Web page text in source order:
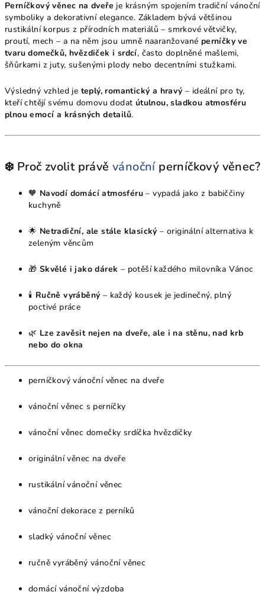
Perníčkový věnec na dveře je krásným spojením tradiční vánoční
symboliky a dekorativní elegance. Základem bývá většinou
rustikální korpus z přírodních materiálů – smrkové větvičky,
proutí, mech – a na něm jsou umně naaranžované perníčky ve
tvaru domečků, hvězdiček i srdcí, často doplněné mašlemi,
šňůrkami z juty, sušenými plody nebo decentními stužkami.
Výsledný vzhled je teplý, romantický a hravý – ideální pro ty,
kteří chtějí svému domovu dodat útulnou, sladkou atmosféru
plnou emocí a krásných detailů.
❄️ Proč zvolit právě vánočníperníčkový věnec?
🧡 Navodí domácí atmosféru – vypadá jako z babiččiny
kuchyně
🌟 Netradiční, ale stále klasický – originální alternativa k
zeleným věncům
🎁 Skvělé i jako dárek – potěší každého milovníka Vánoc
🕯 Ručně vyráběný – každý kousek je jedinečný, plný
poctivé práce
🌿 Lze zavěsit nejen na dveře, ale i na stěnu, nad krb
nebo do okna
perníčkový vánoční věnec na dveře
vánoční věnec s perníčky
vánoční věnec domečky srdíčka hvězdičky
originální věnec na dveře
rustikální vánoční věnec
vánoční dekorace z perníků
sladký vánoční věnec
ručně vyráběný vánoční věnec
domácí vánoční výzdoba